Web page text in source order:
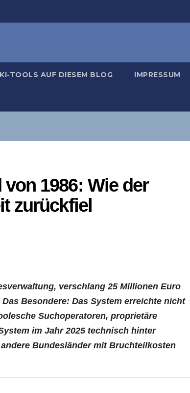
TOOLS AUF DIESEM BLOG IMPRESSUM
1986: Wie der
zurückfiel
verschlang 25 Millionen Euro
Besondere: Das System erreichte nicht
Suchoperatoren, proprietäre
im Jahr 2025 technisch hinter
Bundesländer mit Bruchteilkosten